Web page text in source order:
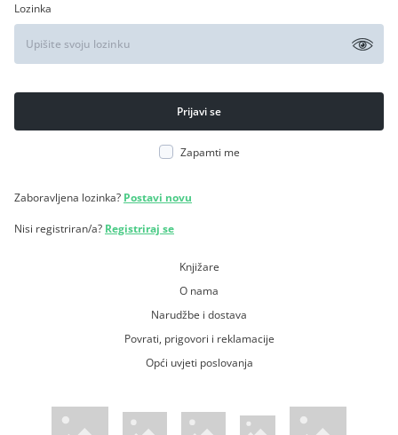
Lozinka
Zapamti me
Zaboravljena lozinka? Postavi novu
Nisi registriran/a? Registriraj se
Knjižare
O nama
Narudžbe i dostava
Povrati, prigovori i reklamacije
Opći uvjeti poslovanja
WsPay web stranicaMaestro web stranicaMastercard web stranicaAmerican Express web stranica
Visa web stranica